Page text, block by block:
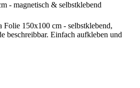
- magnetisch & selbstklebend
Folie 150x100 cm - selbstklebend,
beschreibbar. Einfach aufkleben und